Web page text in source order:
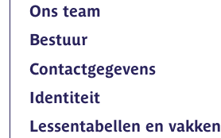
Ons team
Bestuur
Contactgegevens
Identiteit
Lessentabellen en vakken